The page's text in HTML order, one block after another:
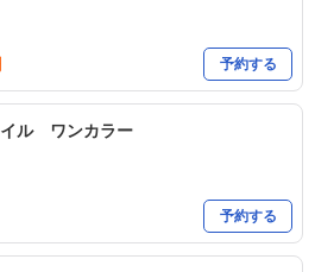
予約する
イル ワンカラー
予約する